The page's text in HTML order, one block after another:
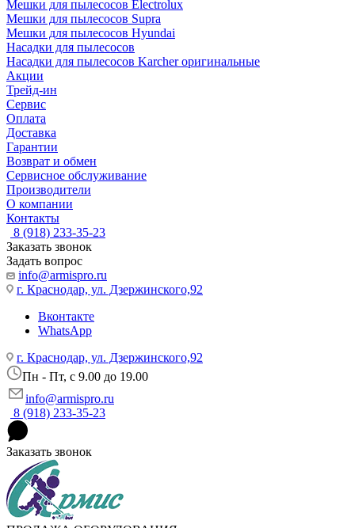
Мешки для пылесосов Electrolux
Мешки для пылесосов Supra
Мешки для пылесосов Hyundai
Насадки для пылесосов
Насадки для пылесосов Karcher оригинальные
Акции
Трейд-ин
Сервис
Оплата
Доставка
Гарантии
Возврат и обмен
Сервисное обслуживание
Производители
О компании
Контакты
8 (918) 233-35-23
Заказать звонок
Задать вопрос
info@armispro.ru
г. Краснодар, ул. Дзержинского,92
Вконтакте
WhatsApp
г. Краснодар, ул. Дзержинского,92
Пн - Пт, c 9.00 до 19.00
info@armispro.ru
8 (918) 233-35-23
Заказать звонок